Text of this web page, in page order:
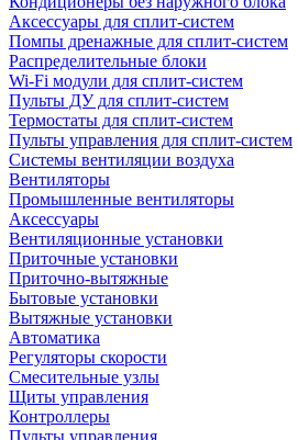
Аксессуары для сплит-систем
Помпы дренажные для сплит-систем
Распределительные блоки
Wi-Fi модули для сплит-систем
Пульты ДУ для сплит-систем
Термостаты для сплит-систем
Пульты управления для сплит-систем
Системы вентиляции воздуха
Вентиляторы
Промышленные вентиляторы
Аксессуары
Вентиляционные установки
Приточные установки
Приточно-вытяжные
Бытовые установки
Вытяжные установки
Автоматика
Регуляторы скорости
Смесительные узлы
Щиты управления
Контроллеры
Пульты управления